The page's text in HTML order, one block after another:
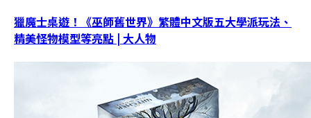
獵魔士桌遊！《巫師舊世界》繁體中文版五大學派玩法、
精美怪物模型等亮點 | 大人物